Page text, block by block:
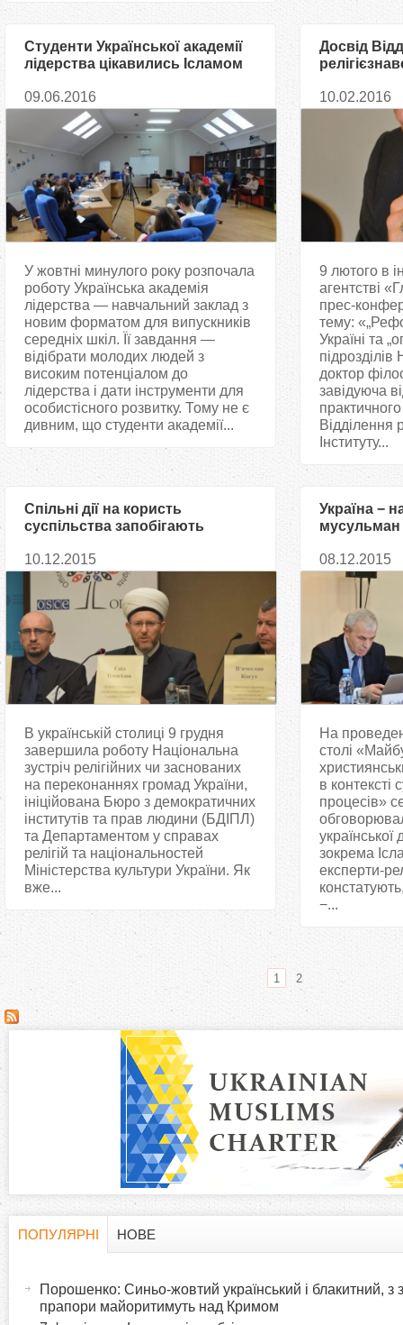
Студенти Української академії
лідерства цікавились Ісламом
09.06.2016
У жовтні минулого року розпочала
роботу Українська академія
лідерства — навчальний заклад з
новим форматом для випускників
середніх шкіл. Її завдання —
відібрати молодих людей з
високим потенціалом до
лідерства і дати інструменти для
особистісного розвитку. Тому не є
дивним, що студенти академії...
Досвід
10.02.2016
9 лютого в
агентстві
прес-
тему:
Україні та
доктор
завідуюча
практичного
Відділення
Інституту...
Спільні дії на користь
суспільства запобігають
10.12.2015
В українській столиці 9 грудня
завершила роботу Національна
зустріч релігійних чи заснованих
на переконаннях громад України,
ініційована Бюро з демократичних
інститутів та прав людини (БДІПЛ)
та Департаментом у справах
релігій та національностей
Міністерства культури України. Як
вже...
​Україна −
мусульман
08.12.2015
На
столі
в контексті
процесів»
української
зокрема
експерти-
−...
С
т
о
і
н
и
1 2
ПОПУЛЯРНІ
НОВЕ
Порошенко: Синьо-жовтий український і блакитний, з
прапори майоритимуть над Кримом